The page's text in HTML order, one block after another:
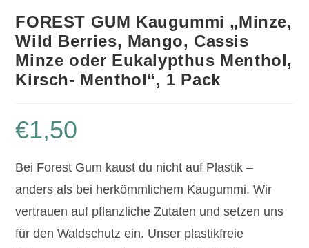
FOREST GUM Kaugummi „Minze,
Wild Berries, Mango, Cassis
Minze oder Eukalypthus Menthol,
Kirsch- Menthol“, 1 Pack
€1,50
Bei Forest Gum kaust du nicht auf Plastik –
anders als bei herkömmlichem Kaugummi. Wir
vertrauen auf pflanzliche Zutaten und setzen uns
für den Waldschutz ein. Unser plastikfreie